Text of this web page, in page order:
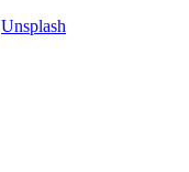
Unsplash